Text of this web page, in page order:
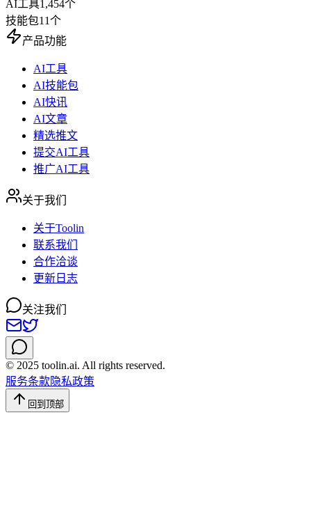
AI工具1,454个
技能包11个
产品功能
AI工具
AI技能包
AI快讯
AI文章
精选推文
提交AI工具
推广AI工具
关于我们
关于Toolin
联系我们
合作洽谈
更新日志
关注我们
© 2025 toolin.ai. All rights reserved.
服务条款隐私政策
回到顶部